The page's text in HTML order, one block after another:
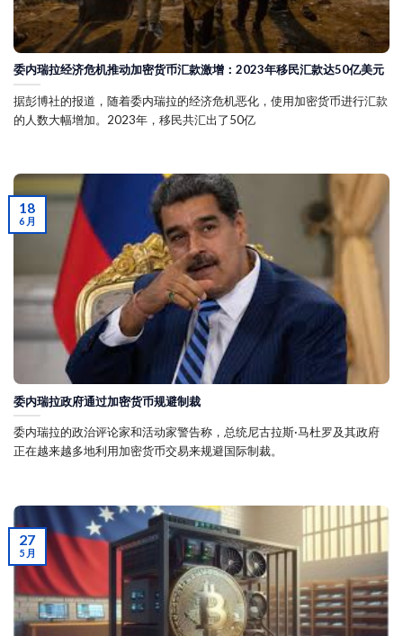
委内瑞拉经济危机推动加密货币汇款激增：2023年移民汇款达50亿美元
据彭博社的报道，随着委内瑞拉的经济危机恶化，使用加密货币进行汇款
的人数大幅增加。2023年，移民共汇出了50亿
委内瑞拉政府通过加密货币规避制裁
委内瑞拉的政治评论家和活动家警告称，总统尼古拉斯·马杜罗及其政府
正在越来越多地利用加密货币交易来规避国际制裁。
18
6 月
27
5 月